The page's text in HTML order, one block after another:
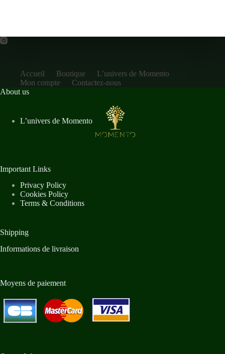
Accueil Boutique
L’univers de Momento
Mon compte
Contactez-nous
About us
L’univers de Momento
Important Links
Privacy Policy
Cookies Policy
Terms & Conditions
Shipping
Informations de livraison
Moyens de paiement